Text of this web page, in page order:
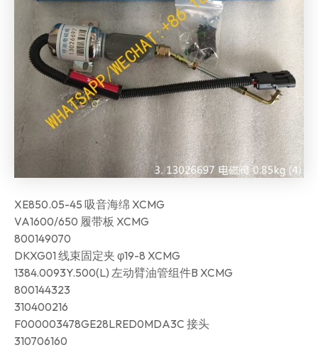
XE850.05-45 吸音海绵 XCMG
VA1600/650 履带板 XCMG
800149070
DKXG01 线束固定夹 φ19-8 XCMG
1384.0093Y.500(L) 左动臂油管组件B XCMG
800144323
310400216
F000003478GE28LRED0MDA3C 接头
310706160